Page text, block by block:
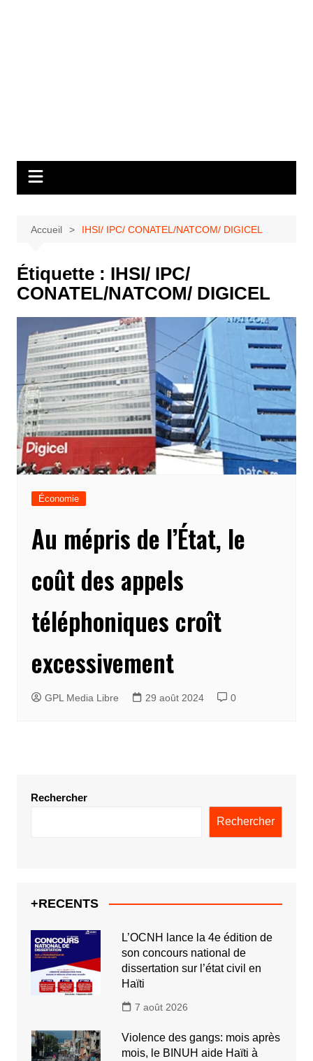
Accueil IHSI/ IPC/ CONATEL/NATCOM/ DIGICEL
Étiquette : IHSI/ IPC/
CONATEL/NATCOM/ DIGICEL
Économie
Au mépris de l’État, le
coût des appels
téléphoniques croît
excessivement
GPL Media Libre 29 août 2024 0
Rechercher
Rechercher
+RECENTS
L’OCNH lance la 4e édition de
son concours national de
dissertation sur l’état civil en
Haïti
7 août 2026
Violence des gangs: mois après
mois, le BINUH aide Haïti à